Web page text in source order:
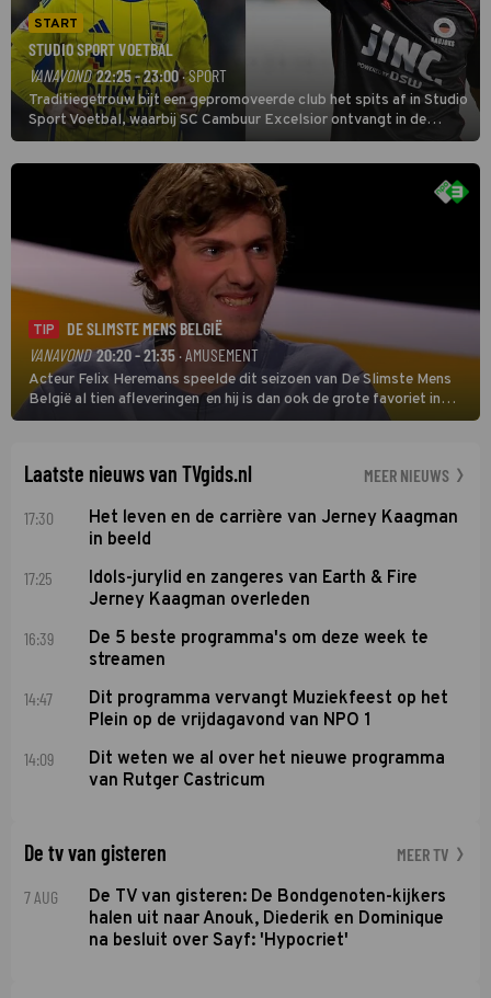
START
STUDIO SPORT VOETBAL
VANAVOND 22:25 - 23:00· SPORT
Traditiegetrouw bijt een gepromoveerde club het spits af in Studio
Sport Voetbal, waarbij SC Cambuur Excelsior ontvangt in de
eerste wedstrijd van het nieuwe Eredivisieseizoen. De nieuwe
oefenmeester is Johan Plat en hij wil aanvallend voetballen.
TIP
DE SLIMSTE MENS BELGIË
VANAVOND 20:20 - 21:35· AMUSEMENT
Acteur Felix Heremans speelde dit seizoen van De Slimste Mens
België al tien afleveringen en hij is dan ook de grote favoriet in
deze seizoensfinale. En er is Nederlandse inbreng, want komiek
Laatste nieuws van TVgids.nl MEER NIEUWS
17:30
Het leven en de carrière van Jerney Kaagman
in beeld
17:25
Idols-jurylid en zangeres van Earth & Fire
Jerney Kaagman overleden
16:39
De 5 beste programma's om deze week te
streamen
14:47
Dit programma vervangt Muziekfeest op het
Plein op de vrijdagavond van NPO 1
14:09
Dit weten we al over het nieuwe programma
van Rutger Castricum
De tv van gisteren MEER TV
7 AUG
De TV van gisteren: De Bondgenoten-kijkers
halen uit naar Anouk, Diederik en Dominique
na besluit over Sayf: 'Hypocriet'